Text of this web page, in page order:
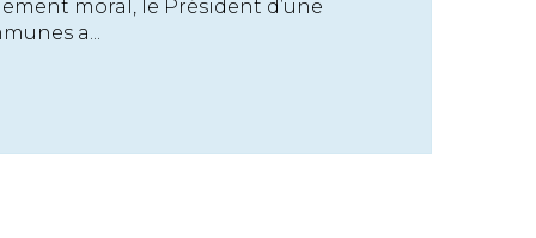
moral, le Président d’une
a...